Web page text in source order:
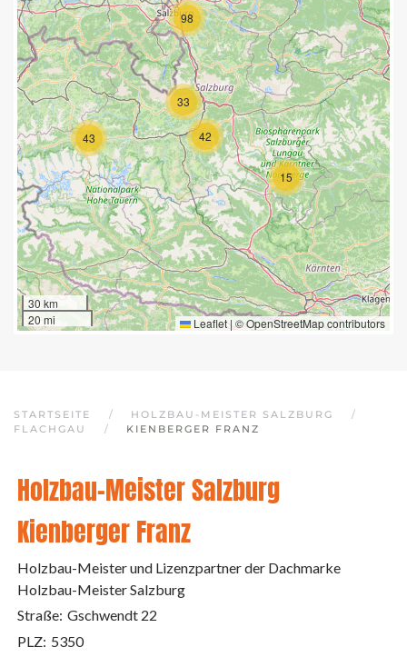
15
33
42
43
98
30 km
20 mi
Leaflet | ©OpenStreetMapcontributors
STARTSEITE
HOLZBAU-MEISTER SALZBURG
FLACHGAU
KIENBERGER FRANZ
Holzbau-Meister Salzburg
Kienberger Franz
Holzbau-Meister und Lizenzpartner der Dachmarke
Holzbau-Meister Salzburg
Straße: Gschwendt 22
PLZ: 5350